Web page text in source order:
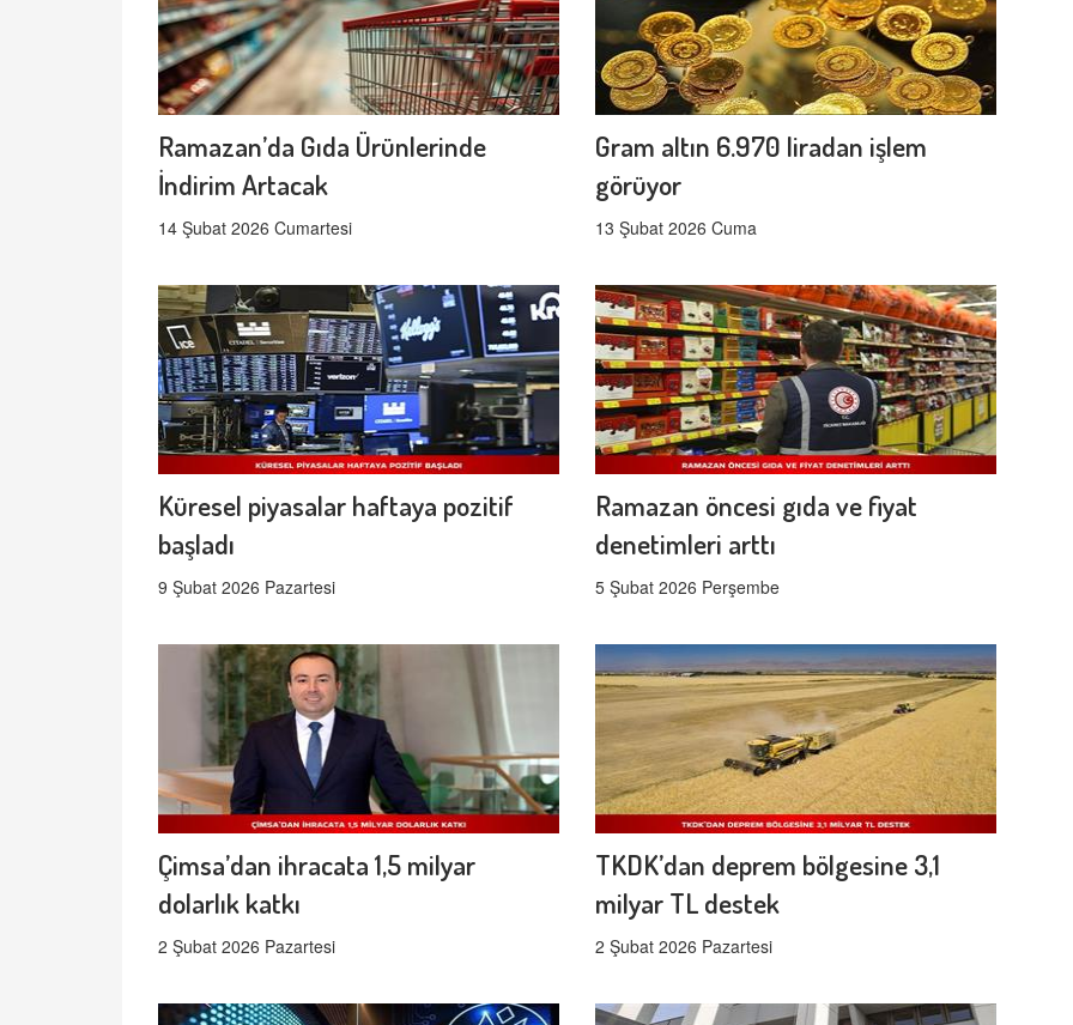
Ramazan’da Gıda Ürünlerinde
İndirim Artacak
14 Şubat 2026 Cumartesi
Gram altın 6.970 liradan işlem
görüyor
13 Şubat 2026 Cuma
Küresel piyasalar haftaya pozitif
başladı
9 Şubat 2026 Pazartesi
Ramazan öncesi gıda ve fiyat
denetimleri arttı
5 Şubat 2026 Perşembe
Çimsa’dan ihracata 1,5 milyar
dolarlık katkı
2 Şubat 2026 Pazartesi
TKDK’dan deprem bölgesine 3,1
milyar TL destek
2 Şubat 2026 Pazartesi